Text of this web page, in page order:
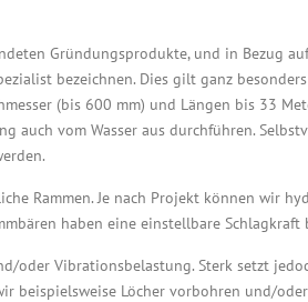
Gründungsprodukte, und in Bezug
bezeichnen. Dies gilt ganz
(bis 600 mm) und Längen bis 33
auch vom Wasser aus durchführen.
Rammen. Je nach Projekt können wir
haben eine einstellbare Schlagkraft
oder Vibrationsbelastung. Sterk setzt
beispielsweise Löcher vorbohren und/